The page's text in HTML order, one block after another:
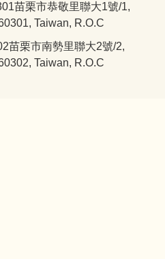
苗栗市恭敬里聯大1號/1,
Taiwan, R.O.C
苗栗市南勢里聯大2號/2,
Taiwan, R.O.C